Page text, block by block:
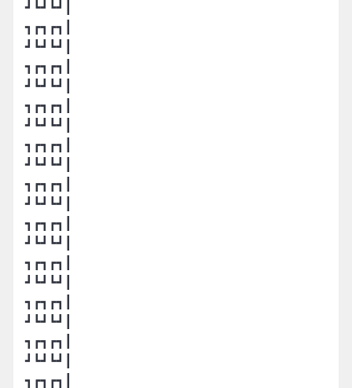
┛┗┛┗┛┃
┓┏┓┏┓┃
┛┗┛┗┛┃
┓┏┓┏┓┃
┛┗┛┗┛┃
┓┏┓┏┓┃
┛┗┛┗┛┃
┓┏┓┏┓┃
┛┗┛┗┛┃
┓┏┓┏┓┃
┛┗┛┗┛┃
┓┏┓┏┓┃
┛┗┛┗┛┃
┓┏┓┏┓┃
┛┗┛┗┛┃
┓┏┓┏┓┃
┛┗┛┗┛┃
┓┏┓┏┓┃
┛┗┛┗┛┃
┓┏┓┏┓┃